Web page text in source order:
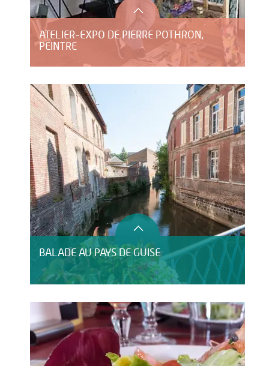
ATELIER-EXPO DE PIERRE POTHRON,
PEINTRE
BALADE AU PAYS DE GUISE